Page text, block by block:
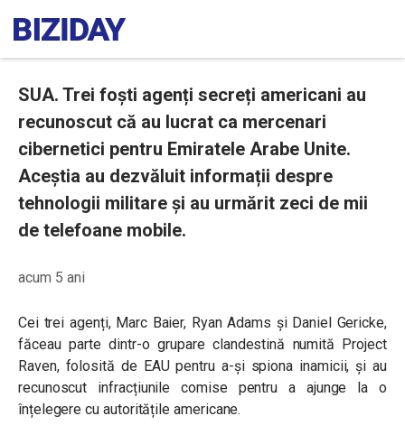
SUA. Trei foști agenți secreți americani au
recunoscut că au lucrat ca mercenari
cibernetici pentru Emiratele Arabe Unite.
Aceștia au dezvăluit informații despre
tehnologii militare și au urmărit zeci de mii
de telefoane mobile.
acum 5 ani
Cei trei agenți, Marc Baier, Ryan Adams și Daniel Gericke,
făceau parte dintr-o grupare clandestină numită Project
Raven, folosită de EAU pentru a-și spiona inamicii, și au
recunoscut infracțiunile comise pentru a ajunge la o
înțelegere cu autoritățile americane.